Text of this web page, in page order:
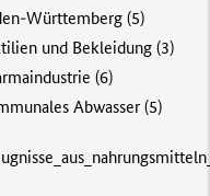
Württemberg (5)
und Bekleidung (3)
(6)
Abwasser (5)